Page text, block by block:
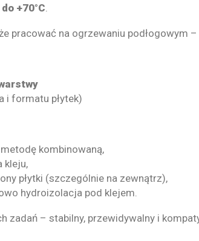
+70°C.
pracować na ogrzewaniu podłogowym
i formatu płytek)
kombinowaną,
kleju,
płytki (szczególnie na zewnątrz),
hydroizolacja pod klejem.
zadań – stabilny, przewidywalny i